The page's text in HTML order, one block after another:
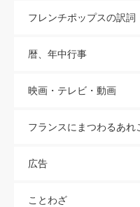
フレンチポップスの訳詞
暦、年中行事
映画・テレビ・動画
フランスにまつわるあれ
広告
ことわざ